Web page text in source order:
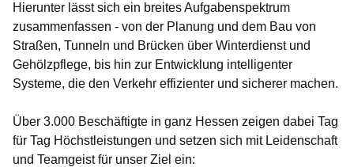
Hierunter lässt sich ein breites Aufgabenspektrum
zusammenfassen - von der Planung und dem Bau von
Straßen, Tunneln und Brücken über Winterdienst und
Gehölzpflege, bis hin zur Entwicklung intelligenter
Systeme, die den Verkehr effizienter und sicherer machen.
Über 3.000 Beschäftigte in ganz Hessen zeigen dabei Tag
für Tag Höchstleistungen und setzen sich mit Leidenschaft
und Teamgeist für unser Ziel ein: